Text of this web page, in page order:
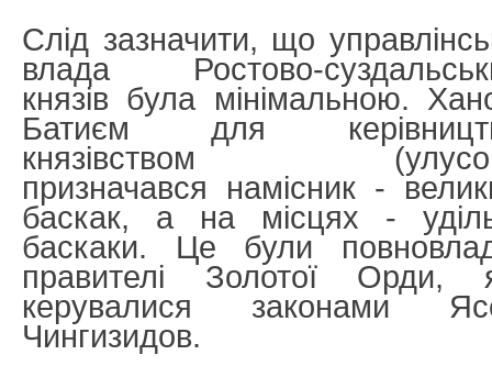
Слід зазначити, що
влада Ростово-
князів була мінімальною.
Батиєм для
князівством
призначався намісник -
баскак, а на місцях -
баскаки. Це були
правителі Золотої Орди,
керувалися законами
Чингизидов.